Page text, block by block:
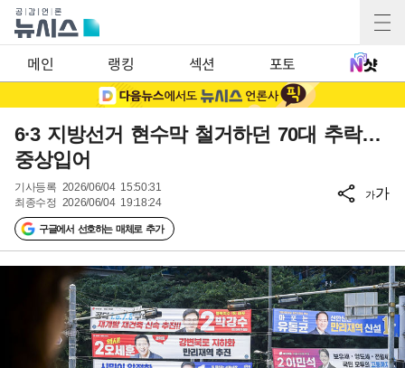
메인 랭킹 섹션 포토
6·3 지방선거 현수막 철거하던 70대 추락…
중상입어
기사등록 2026/06/04 15:50:31
최종수정 2026/06/04 19:18:24
구글에서 선호하는 매체로 추가
가가